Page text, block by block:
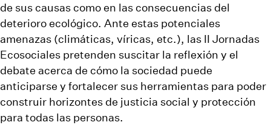
de sus causas como en las consecuencias del
deterioro ecológico. Ante estas potenciales
amenazas (climáticas, víricas, etc.), las II Jornadas
Ecosociales pretenden suscitar la reflexión y el
debate acerca de cómo la sociedad puede
anticiparse y fortalecer sus herramientas para poder
construir horizontes de justicia social y protección
para todas las personas.